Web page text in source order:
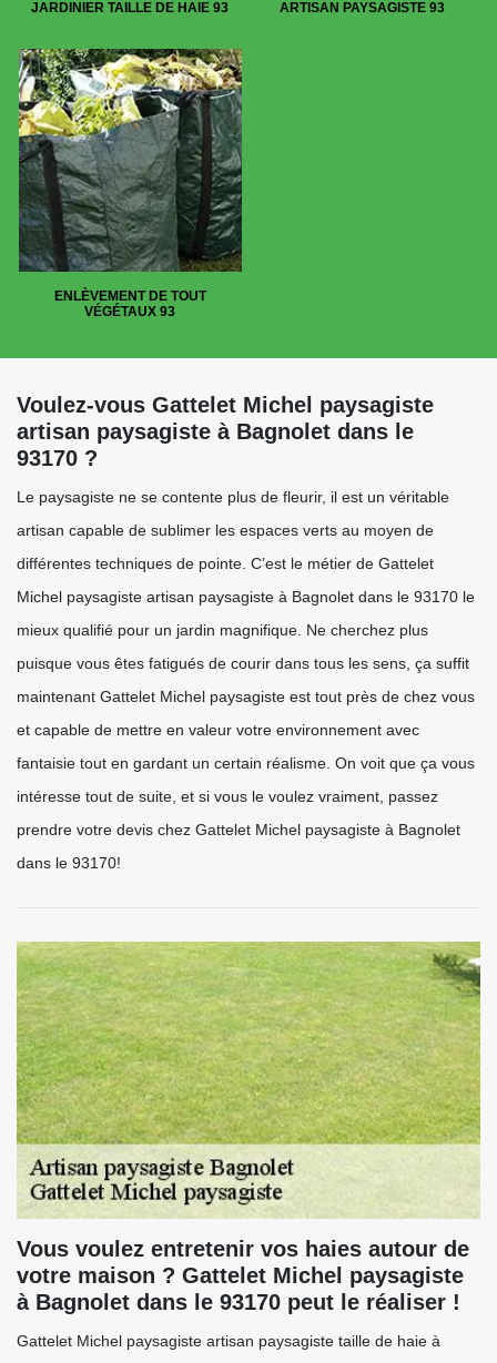
JARDINIER TAILLE DE HAIE 93 ARTISAN PAYSAGISTE 93
ENLÈVEMENT DE TOUT
VÉGÉTAUX 93
Voulez-vous Gattelet Michel paysagiste
artisan paysagiste à Bagnolet dans le
93170 ?
Le paysagiste ne se contente plus de fleurir, il est un véritable
artisan capable de sublimer les espaces verts au moyen de
différentes techniques de pointe. C’est le métier de Gattelet
Michel paysagiste artisan paysagiste à Bagnolet dans le 93170 le
mieux qualifié pour un jardin magnifique. Ne cherchez plus
puisque vous êtes fatigués de courir dans tous les sens, ça suffit
maintenant Gattelet Michel paysagiste est tout près de chez vous
et capable de mettre en valeur votre environnement avec
fantaisie tout en gardant un certain réalisme. On voit que ça vous
intéresse tout de suite, et si vous le voulez vraiment, passez
prendre votre devis chez Gattelet Michel paysagiste à Bagnolet
dans le 93170!
Vous voulez entretenir vos haies autour de
votre maison ? Gattelet Michel paysagiste
à Bagnolet dans le 93170 peut le réaliser !
Gattelet Michel paysagiste artisan paysagiste taille de haie à